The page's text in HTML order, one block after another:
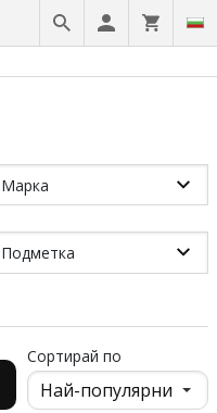
Марка
Подметка
Сортирай по